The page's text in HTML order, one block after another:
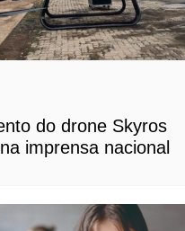
do drone Skyros
imprensa nacional